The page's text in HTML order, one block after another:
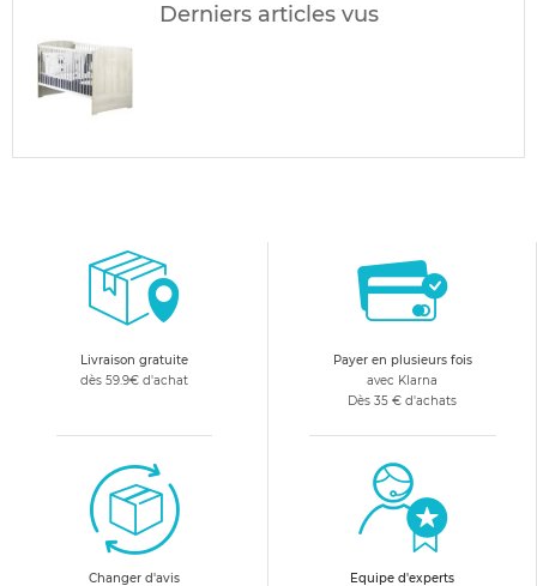
Derniers articles vus
Livraison gratuite
dès 59.9€ d'achat
Payer en plusieurs fois
avec Klarna
Dès 35 € d'achats
Changer d'avis
Equipe d'experts